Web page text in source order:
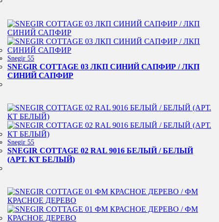
Snegir 55
SNEGIR COTTAGE 03 ЛКП СИНИЙ САПФИР / ЛКП
СИНИЙ САПФИР
Snegir 55
SNEGIR COTTAGE 02 RAL 9016 БЕЛЫЙ / БЕЛЫЙ
(АРТ. КТ БЕЛЫЙ)